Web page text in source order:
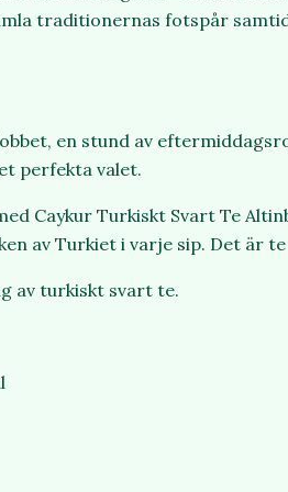
traditionernas fotspår
en stund av
perfekta valet.
Caykur Turkiskt Svart Te
av Turkiet i varje sip. Det är
av turkiskt svart te.